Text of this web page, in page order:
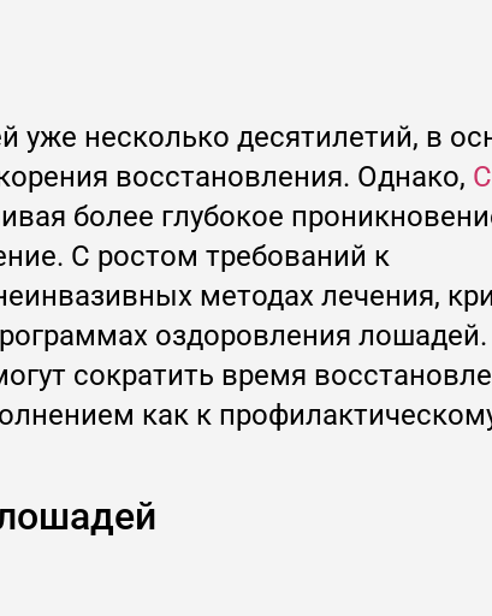
уже несколько десятилетий, в
восстановления. Однако,
более глубокое
С ростом требований к
методах лечения,
оздоровления лошадей.
сократить время
как к